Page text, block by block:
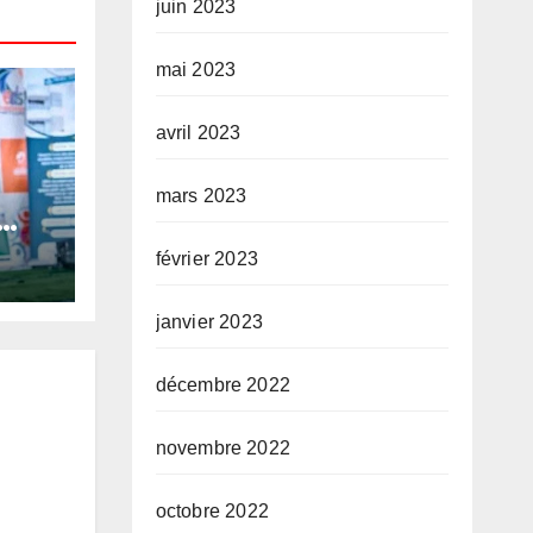
juin 2023
mai 2023
avril 2023
mars 2023
février 2023
janvier 2023
décembre 2022
novembre 2022
octobre 2022